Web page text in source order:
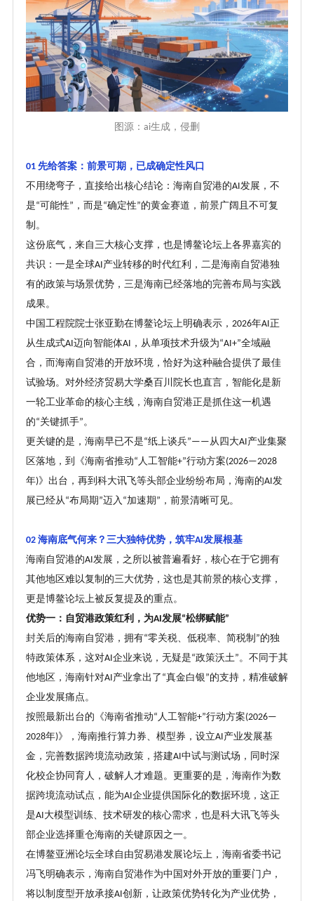
图源： ai生成 ，侵删
01 先给答案：前景可期，已成确定性风口
不用绕弯子，直接给出核心结论：海南自贸港的AI发展，不
是“可能性” ，而是“确定性”的黄金赛道，前景广阔且不可复
制。
这份底气，来自三大核心支撑，也是博鳌论坛上各界嘉宾的
共识：一是全球AI产业转移的时代红利，二是海南自贸港独
有的政策与场景优势，三是海南已经落地的完善布局与实践
成果。
中国工程院院士张亚勤在博鳌论坛上明确表示， 2026年AI正
从生成式AI迈向智能体AI ，从单项技术升级为“AI+”全域融
合，而海南自贸港的开放环境，恰好为这种融合提供了最佳
试验场。对外经济贸易大学桑百川院长也直言，智能化是新
一轮工业革命的核心主线，海南自贸港正是抓住这一机遇
的“关键抓手”。
更关键的是，海南早已不是“纸上谈兵”——从四大AI产业集聚
区落地，到《海南省推动“ 人工智能+”行动方案(2026—2028
年)》出台，再到科大讯飞等头部企业纷纷布局，海南的AI发
展已经从“布局期 ”迈入 “加速期 ” ，前景清晰可见。
02 海南底气何来？ 三大独特优势，筑牢AI发展根基
海南自贸港的AI发展，之所以被普遍看好，核心在于它拥有
其他地区难以复制的三大优势，这也是其前景的核心支撑，
更是博鳌论坛上被反复提及的重点。
优势一：自贸港政策红利，为AI发展“松绑赋能”
封关后的海南自贸港，拥有“零关税、低税率、简税制 ”的独
特政策体系，这对AI企业来说，无疑是“政策沃土”。不同于其
他地区，海南针对AI产业拿出了 “真金白银”的支持，精准破解
企业发展痛点。
按照最新出台的《海南省推动“ 人工智能+”行动方案(2026—
2028年)》，海南推行算力券、模型券，设立AI产业发展基
金，完善数据跨境流动政策，搭建AI中试与测试场，同时深
化校企协同育人，破解人才难题。更重要的是，海南作为数
据跨境流动试点，能为AI企业提供国际化的数据环境，这正
是AI大模型训练、技术研发的核心需求，也是科大讯飞等头
部企业选择重仓海南的关键原因之一。
在博鳌亚洲论坛全球自由贸易港发展论坛上，海南省委书记
冯飞明确表示，海南自贸港作为中国对外开放的重要门户，
将以制度型开放承接AI创新，让政策优势转化为产业优势，